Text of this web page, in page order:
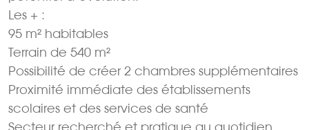
Les + :
95 m² habitables
Terrain de 540 m²
Possibilité de créer 2 chambres supplémentaires
Proximité immédiate des établissements
scolaires et des services de santé
Secteur recherché et pratique au quotidien